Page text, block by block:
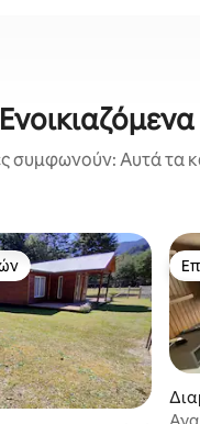
συμφωνούν: Αυτά τα